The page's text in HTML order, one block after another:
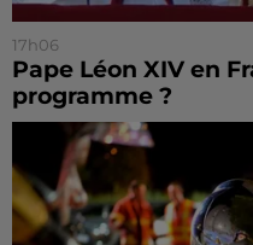
17h06
Pape Léon XIV en
programme ?